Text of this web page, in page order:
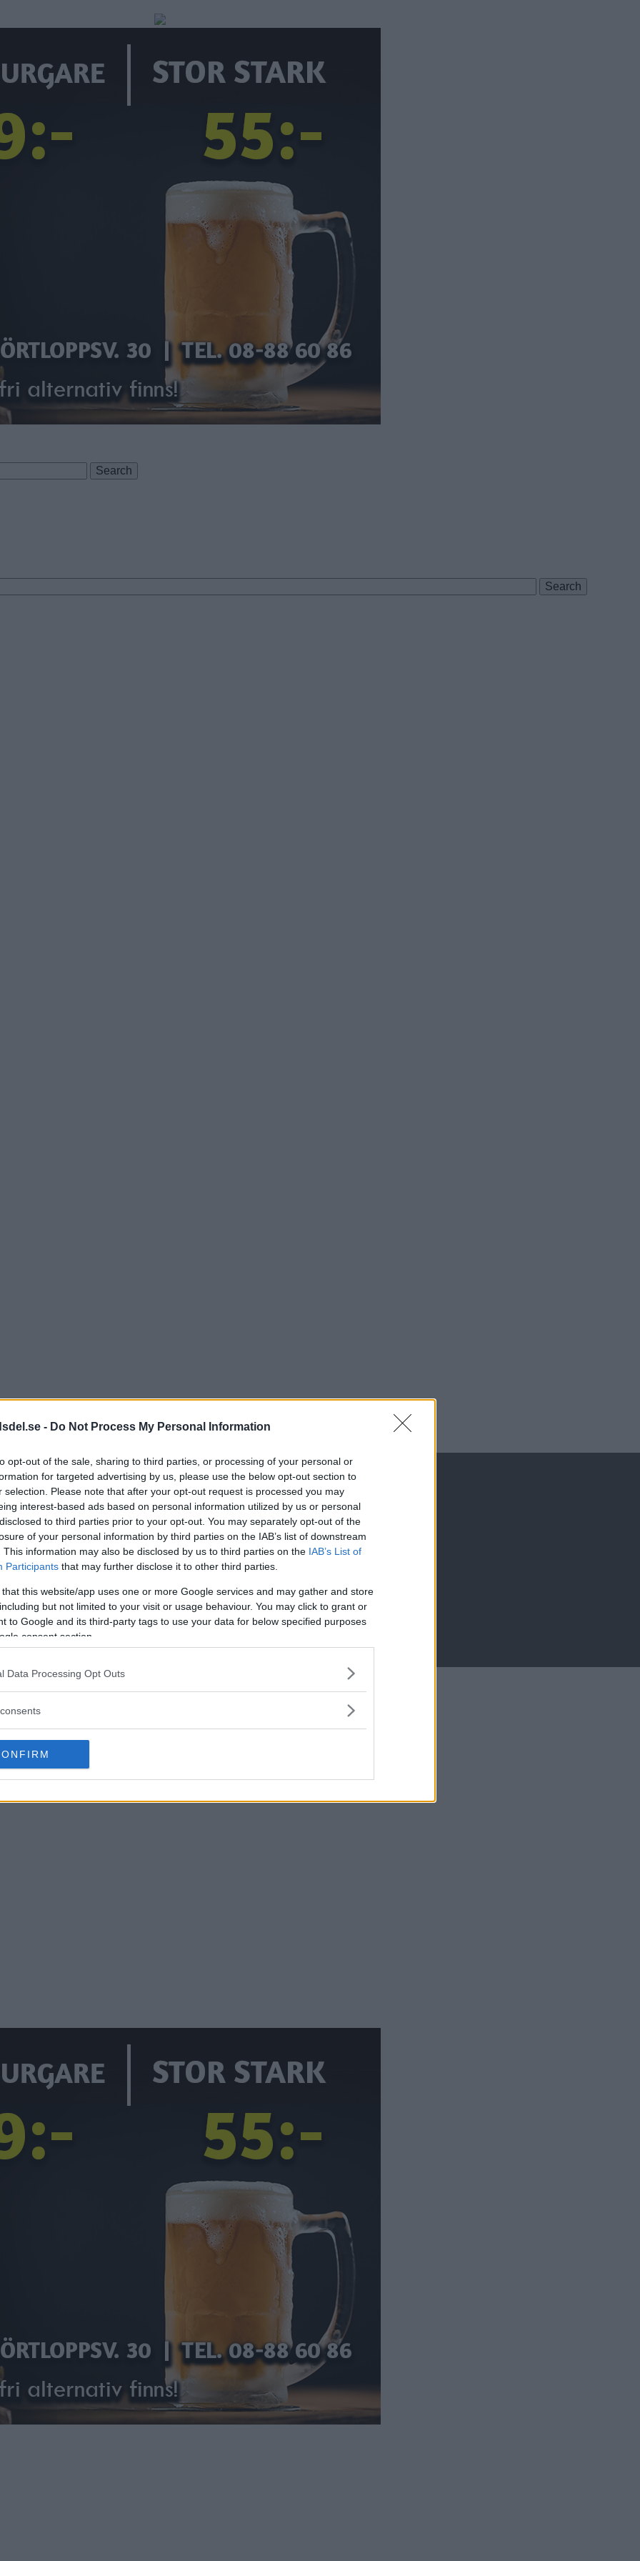
- Do Not Process My Personal Information
opt-out of the sale, sharing to third parties, or processing of your personal or
for targeted advertising by us, please use the below opt-out section to
selection. Please note that after your opt-out request is processed you may
interest-based ads based on personal information utilized by us or personal
to third parties prior to your opt-out. You may separately opt-out of the
of your personal information by third parties on the IAB’s list of downstream
This information may also be disclosed by us to third parties on the IAB’s List of
Participants that may further disclose it to other third parties.
that this website/app uses one or more Google services and may gather and store
but not limited to your visit or usage behaviour. You may click to grant or
to Google and its third-party tags to use your data for below specified purposes
consent section.
Data Processing Opt Outs